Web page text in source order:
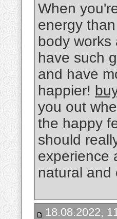
When
energy
body works
have such
and have
happier!
you out
the happy
should
experience
natural and
18.08.2022,